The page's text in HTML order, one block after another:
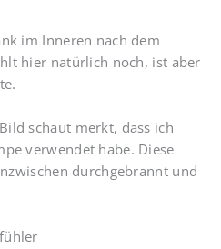
im Inneren nach dem
hier natürlich noch, ist aber
schaut merkt, dass ich
verwendet habe. Diese
durchgebrannt und